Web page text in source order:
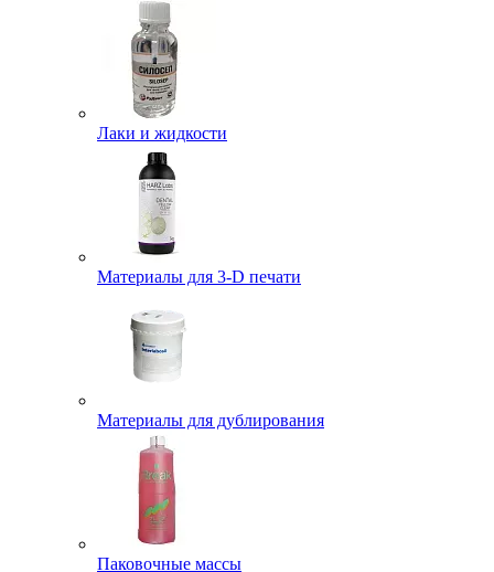
Лаки и жидкости
Материалы для 3-D печати
Материалы для дублирования
Паковочные массы